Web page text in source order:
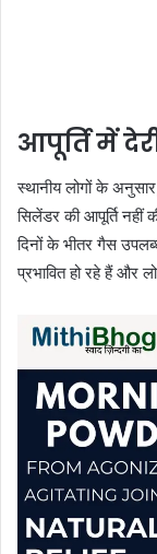
आपूर्ति में
स्थानीय लोगों के
सिलेंडर की आपूर्ति नहीं
दिनों के भीतर गैस
प्रभावित हो रहे हैं और